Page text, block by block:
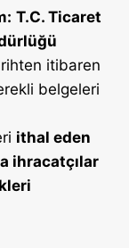
T.C. Ticaret
itibaren
belgeleri
ithal eden
ihracatçılar